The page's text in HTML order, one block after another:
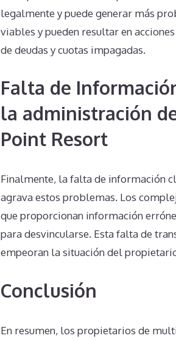
legalmente y puede generar más
viables y pueden resultar en
de deudas y cuotas impagadas.
Falta de
la administración
Point Resort
Finalmente, la falta de información
agrava estos problemas. Los
que proporcionan información
para desvincularse. Esta falta de
empeoran la situación del
Conclusión
En resumen, los propietarios de